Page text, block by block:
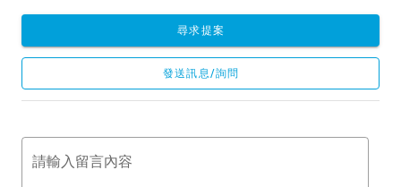
尋求提案
發送訊息/詢問
請輸入留言內容